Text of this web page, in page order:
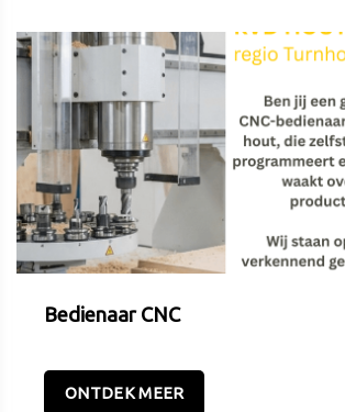
Bedienaar CNC
ONTDEK MEER